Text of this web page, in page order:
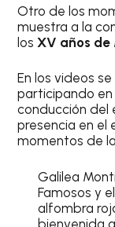
Otro de los
muestra a la
losXV años
En los videos
participando
conducción del
presencia en el
momentos de
Galilea
Famosos y
alfombra
bienvenida